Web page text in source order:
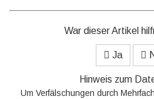
War dieser Artikel
Ja
Hinweis zum
Um Verfälschungen durch